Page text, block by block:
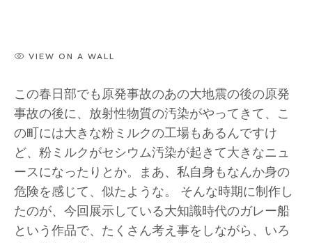
INSTALLATION SHOTS
EXHIBITIONS
NEWS
SELECTED ARTICLES
ARTIST WEBSITE
BROWSE ARTISTS
VIEW ON A WALL
この春日部でも原発事故のあの大地震の後の原発
事故の後に、放射性物質の汚染がやってきて、こ
の町には大きな粉ミルクの工場もあるんですけ
ど、粉ミルクがセシウム汚染が起きて大きなニュ
ースになったりとか。まあ、私自身もなんか身の
危険を感じて、似たような。 そんな時期に制作し
たのが、今回展示している大知識時代のガレー船
という作品で、たくさん考え事をしながら、いろ